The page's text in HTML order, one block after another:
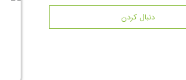
دنبال کردن